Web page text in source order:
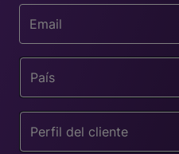
País
Perfil del cliente